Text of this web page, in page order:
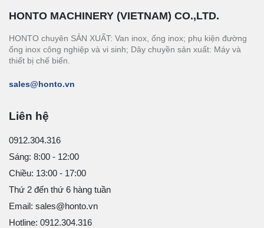
HONTO MACHINERY (VIETNAM) CO.,LTD.
HONTO chuyên SẢN XUẤT: Van inox, ống inox; phụ kiện đường
ống inox công nghiệp và vi sinh; Dây chuyền sản xuất: Máy và
thiết bị chế biến.
sales@honto.vn
Liên hệ
0912.304.316
Sáng: 8:00 - 12:00
Chiều: 13:00 - 17:00
Thứ 2 đến thứ 6 hàng tuần
Email: sales@honto.vn
Hotline: 0912.304.316